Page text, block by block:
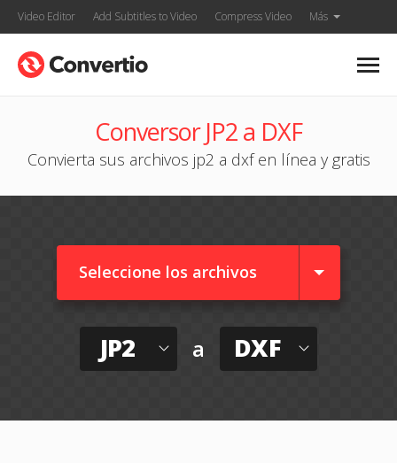
Video Editor Add Subtitles to Video Compress Video Más
Conversor JP2 a DXF
Convierta sus archivos jp2 a dxf en línea y gratis
Seleccione los archivos
JP2 a DXF